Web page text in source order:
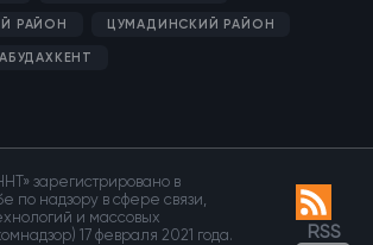
РАЙОН ЦУМАДИНСКИЙ РАЙОН
зарегистрировано в
по надзору в сфере связи,
и массовых
17 февраля 2021 года.
RSS